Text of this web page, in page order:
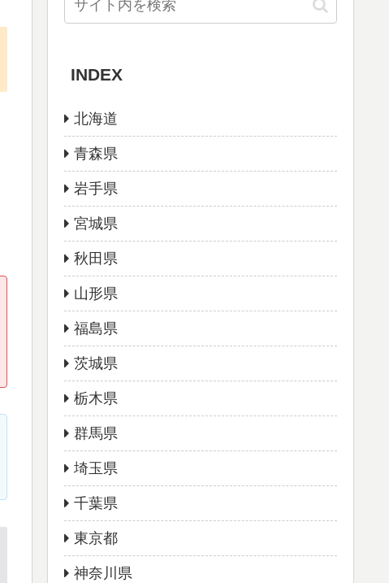
INDEX
北海道
青森県
岩手県
宮城県
秋田県
山形県
福島県
茨城県
栃木県
群馬県
埼玉県
千葉県
東京都
神奈川県